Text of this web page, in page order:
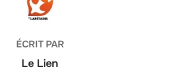
ÉCRIT PAR
Le Lien